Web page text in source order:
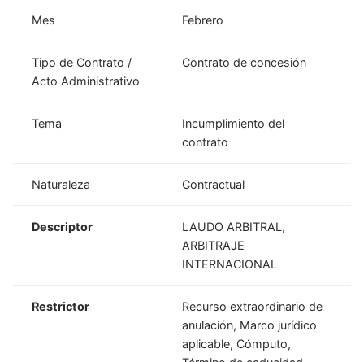
Mes Febrero
Tipo de Contrato /
Acto Administrativo
Contrato de concesión
Tema
Incumplimiento del
contrato
Naturaleza Contractual
Descriptor
LAUDO ARBITRAL,
ARBITRAJE
INTERNACIONAL
Restrictor
Recurso extraordinario de
anulación, Marco jurídico
aplicable, Cómputo,